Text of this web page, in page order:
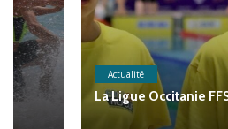
Actualité
La Ligue Occitanie FFSS a